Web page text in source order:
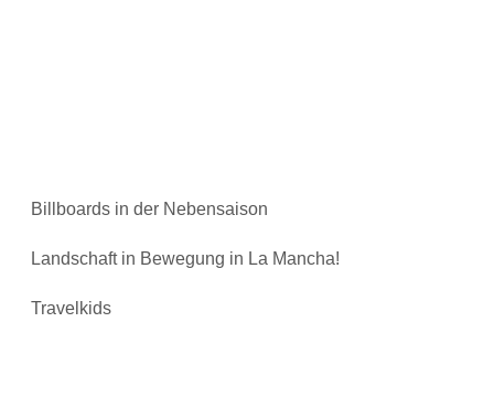
Billboards in der Nebensaison
Landschaft in Bewegung in La Mancha!
Travelkids